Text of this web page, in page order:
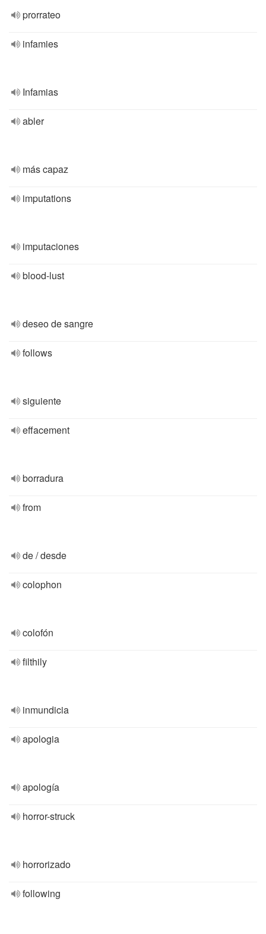
prorrateo
infamies
Infamias
abler
más capaz
imputations
imputaciones
blood-lust
deseo de sangre
follows
siguiente
effacement
borradura
from
de / desde
colophon
colofón
filthily
inmundicia
apologia
apología
horror-struck
horrorizado
following